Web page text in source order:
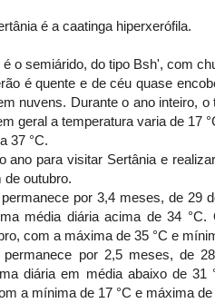
é a caatinga hiperxerófila.
o semiárido, do tipo Bsh', com
é quente e de céu quase
nuvens. Durante o ano inteiro,
geral a temperatura varia de 17
37 °C.
ano para visitar Sertânia e
de outubro.
por 3,4 meses, de 29
média diária acima de 34
com a máxima de 35 °C e
permanece por 2,5 meses, de
diária em média abaixo de
a mínima de 17 °C e máxima